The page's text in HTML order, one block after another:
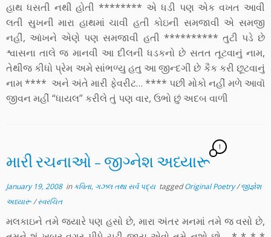
હાથ ધસતી નથી હોતી ******** એ ધડી પણ એક વખત આવી
લતી સુખની મારા હાથમાં ચાવી હતી કોઇની સમજાવી એ સમજી
નહીં, આંખને એણે પણ સમજાવી હતી ********** તુટી પડે છે
શ્વાસના તાલે જ માનવી આ દીલની ધડકનો છે સતત તૂટવાનું નામ,
તેથીજ કીધો પ્રેમ અમે સાંભળ્યુ હતુ આ જીન્દગી છે કૈક કરી છૂટવાનું
નામ **** અને અંતે મારી ફેવરીટ… **** પછી મોકો નહીં મળે આવૉ
જીવન મહીં “ધાયલ” કરીલે તું પણ વાર, ઉભો છું અદબ વાળી
મારી રચનાઓ – જીગ્નેશ અધ્યારૂ
1
January 19, 2008inકવિતા, ગઝલ તથા સર્વ પદ્ય taggedOriginal Poetry/જીજ્ઞેશ
અધ્યારૂ/સ્વરચિત
મલકાઇને તમે જ્યારે પણ હસો છે, મારા અંતર મનમાં તમે જ વસો છે,